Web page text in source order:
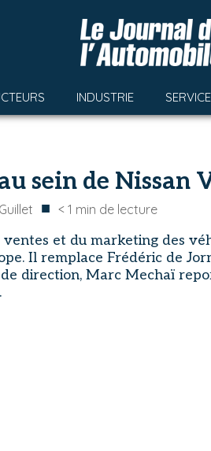
INDUSTRIE
sein de Nissan
■ < 1 min de lecture
et du marketing des
Il remplace Frédéric de
direction, Marc Mechaï